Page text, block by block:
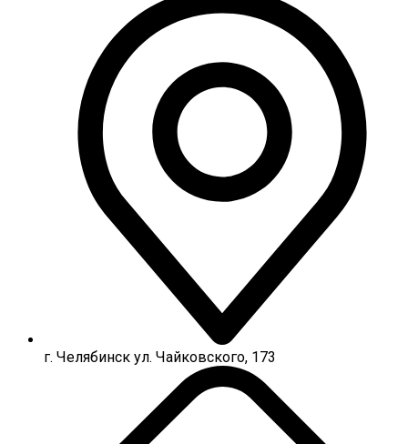
г. Челябинск ул. Чайковского, 173